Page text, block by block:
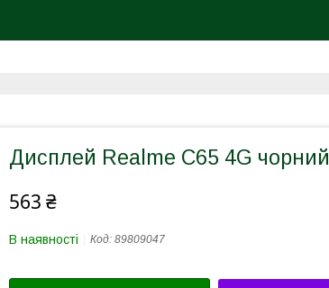
Дисплей Realme C65 4G чорний
563 ₴
В наявності Код: 89809047